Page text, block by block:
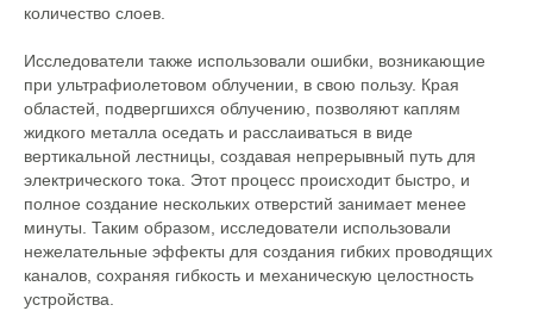
количество слоев.
Исследователи также использовали ошибки, возникающие
при ультрафиолетовом облучении, в свою пользу. Края
областей, подвергшихся облучению, позволяют каплям
жидкого металла оседать и расслаиваться в виде
вертикальной лестницы, создавая непрерывный путь для
электрического тока. Этот процесс происходит быстро, и
полное создание нескольких отверстий занимает менее
минуты. Таким образом, исследователи использовали
нежелательные эффекты для создания гибких проводящих
каналов, сохраняя гибкость и механическую целостность
устройства.